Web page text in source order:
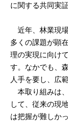
に関する共同実
近年、林業現
多くの課題が顕
理の実現に向け
す。なかでも、
人手を要し、広
本取り組みは
して、従来の現
は把握が難しか